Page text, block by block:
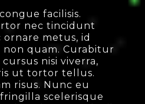
facilisis.
nec tincidunt
metus, id
quam. Curabitur
nisi viverra,
ut tortor tellus.
risus. Nunc eu
scelerisque